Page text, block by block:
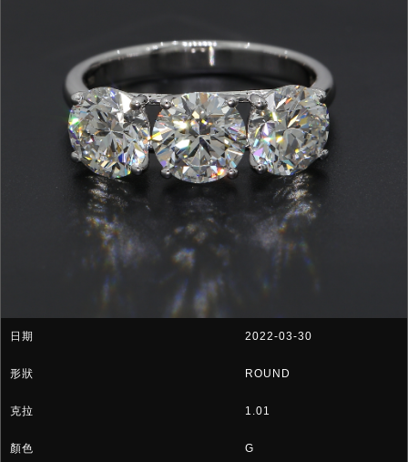
2022-03-30
ROUND
1.01
G